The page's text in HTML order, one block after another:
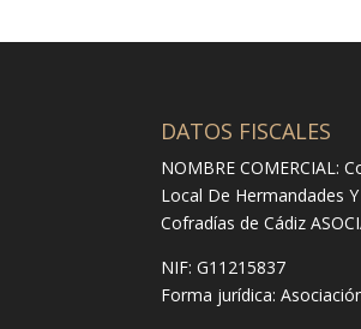
DATOS FISCALES
NOMBRE COMERCIAL:
Local De Hermandades Y
Cofradías de Cádiz
NIF: G11215837
Forma jurídica: